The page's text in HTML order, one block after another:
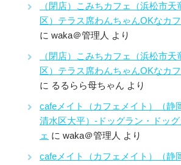
（閉店）こみちカフェ（浜松市天
区）テラス席わんちゃんOKなカフ
に waka＠管理人 より
（閉店）こみちカフェ（浜松市天
区）テラス席わんちゃんOKなカフ
に るるらら母ちゃん より
cafeメイト（カフェメイト）（静
清水区大平）-ドッグラン・ドッグ
ェ に waka＠管理人 より
cafeメイト（カフェメイト）（静